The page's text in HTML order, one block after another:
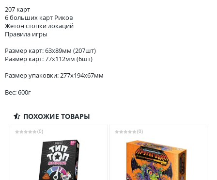
207 карт
6 больших карт Риков
Жетон стопки локаций
Правила игры
Размер карт: 63x89мм (207шт)
Размер карт: 77x112мм (6шт)
Размер упаковки: 277x194x67мм
Вес: 600г
ПОХОЖИЕ ТОВАРЫ
(0) (0)